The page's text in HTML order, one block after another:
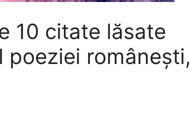
10 citate lăsate
poeziei românești,